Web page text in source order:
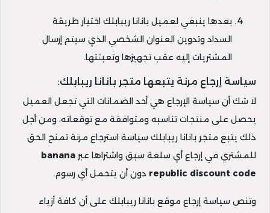
بعدها ينبغي لعميل بانانا ريبابلك اختيار طريقة
السداد وتدوين العنوان الشخصي الذي سيتم إرسال
المشتريات إليه عقب تجهيزها وتعبئتها.
سياسة إرجاع مرنة يتبعها متجر بانانا ريبابلك:
لا شك أن سياسة الإرجاع هي أحد الضمانات التي تجعل العميل
يحصل على منتجات تناسبه ومتوافقة مع توقعاته، ومن أجل
ذلك يتبع متجر بانانا ريبابلك سياسة استرجاع مرنة تمنح الحق
للمشتري في إرجاع أي سلعة سبق واشتراها عبر banana
republic discount code دون أن يتحمل أي رسوم.
وتنص سياسة إرجاع موقع بانانا ريبابلك على أن كافة أزياء